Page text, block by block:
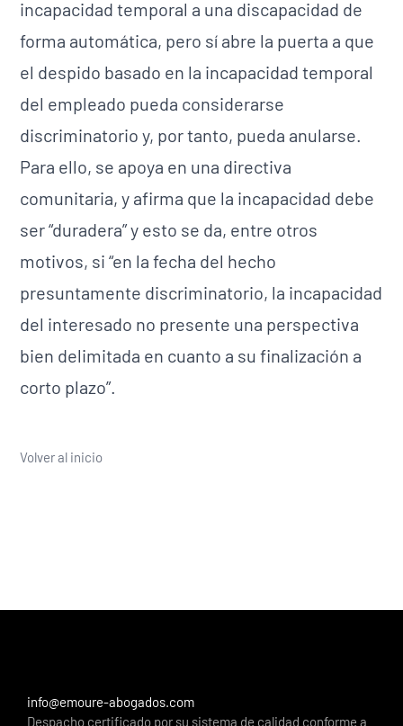
incapacidad temporal a una discapacidad de
forma automática, pero sí abre la puerta a que
el despido basado en la incapacidad temporal
del empleado pueda considerarse
discriminatorio y, por tanto, pueda anularse.
Para ello, se apoya en una directiva
comunitaria, y afirma que la incapacidad debe
ser “duradera” y esto se da, entre otros
motivos, si “en la fecha del hecho
presuntamente discriminatorio, la incapacidad
del interesado no presente una perspectiva
bien delimitada en cuanto a su finalización a
corto plazo”.
Volver al inicio
info@emoure-abogados.com
Despacho certificado por su sistema de calidad conforme a